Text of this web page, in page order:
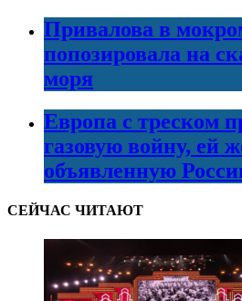
Привалова в
попозировала на
моря
Европа с треском
газовую войну, ей
объявленную
СЕЙЧАС ЧИТАЮТ